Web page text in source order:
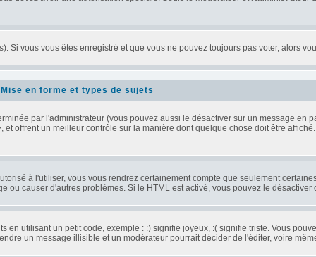
vous vous êtes enregistré et que vous ne pouvez toujours pas voter, alors
Mise en forme et types de sujets
par l'administrateur (vous pouvez aussi le désactiver sur un message en
offrent un meilleur contrôle sur la manière dont quelque chose doit être
à l'utiliser, vous vous rendrez certainement compte que seulement
causer d'autres problèmes. Si le HTML est activé, vous pouvez le
utilisant un petit code, exemple : :) signifie joyeux, :( signifie triste. Vous
un message illisible et un modérateur pourrait décider de l'éditer, voire